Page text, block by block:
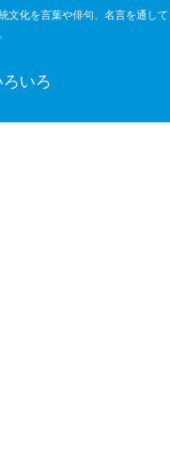
文化を言葉や俳句、名言を通して
いろ